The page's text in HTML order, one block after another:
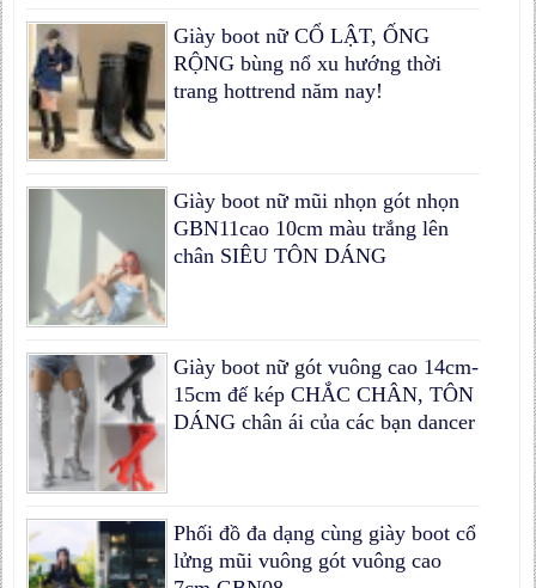
Giày boot nữ CỔ LẬT, ỐNG
RỘNG bùng nổ xu hướng thời
trang hottrend năm nay!
Giày boot nữ mũi nhọn gót nhọn
GBN11cao 10cm màu trắng lên
chân SIÊU TÔN DÁNG
Giày boot nữ gót vuông cao 14cm-
15cm đế kép CHẮC CHÂN, TÔN
DÁNG chân ái của các bạn dancer
Phối đồ đa dạng cùng giày boot cổ
lửng mũi vuông gót vuông cao